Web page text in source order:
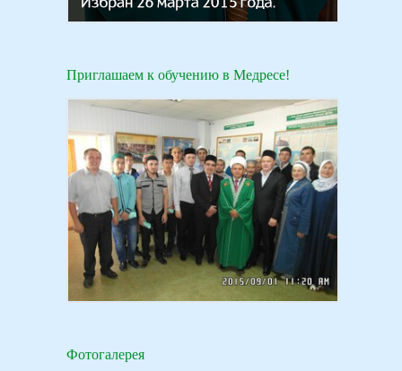
Приглашаем к обучению в Медресе!
Фотогалерея